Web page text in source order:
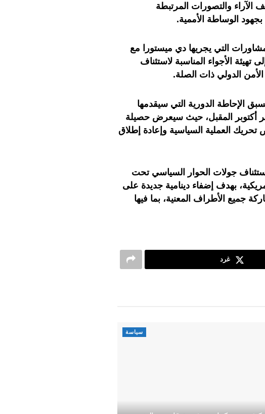
والتصورات المرتبطة
الوساطة الأممية.
التي يجريها دي ميستورا مع
تهيئة الأجواء المناسبة لاستئناف
الدولي ذات الصلة.
الإحاطة الدورية التي سيقدمها
أكتوبر المقبل، حيث سيعرض حصيلة
تحريك العملية السياسية وإعادة إطلاق
جولات الحوار السياسي تحت
بهدف إضفاء دينامية جديدة على
جميع الأطراف المعنية، بما فيها
غرد
سياسة